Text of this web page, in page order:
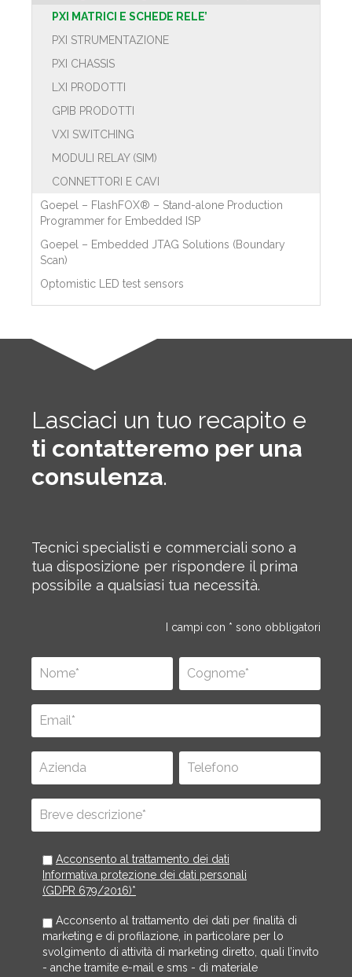
PXI MATRICI E SCHEDE RELE’
PXI STRUMENTAZIONE
PXI CHASSIS
LXI PRODOTTI
GPIB PRODOTTI
VXI SWITCHING
MODULI RELAY (SIM)
CONNETTORI E CAVI
Goepel – FlashFOX® – Stand-alone Production
Programmer for Embedded ISP
Goepel – Embedded JTAG Solutions (Boundary
Scan)
Optomistic LED test sensors
Lasciaci un tuo recapito e
ti contatteremo per una
consulenza.
Tecnici specialisti e commerciali sono a
tua disposizione per rispondere il prima
possibile a qualsiasi tua necessità.
I campi con * sono obbligatori
Acconsento al trattamento dei dati
Informativa protezione dei dati personali
(GDPR 679/2016)*
Acconsento al trattamento dei dati per finalità di
marketing e di profilazione, in particolare per lo
svolgimento di attività di marketing diretto, quali l’invito
- anche tramite e-mail e sms - di materiale